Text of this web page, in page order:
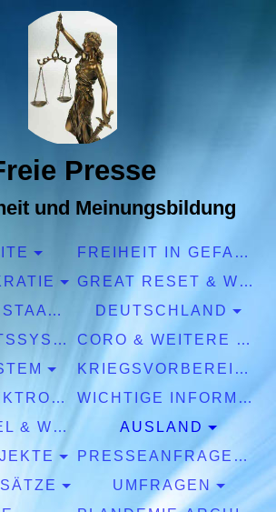
Presse
und Meinungsbildung
FREIHEIT IN GEFAHR
GREAT RESET & WEF
VEREINIGTE STAATEN EUROPA
DEUTSCHLAND
GESUNDHEITSSYSTEM
CORO & WEITERE PANDEMIEN
KRIEGSVORBEREITUNGEN
5G, 6G & ELEKTROSMOG
WICHTIGE INFORMATIONEN
KLIMAWANDEL & WETTER
AUSLAND
PRESSEANFRAGEN & EXPERTISEN
UMFRAGEN